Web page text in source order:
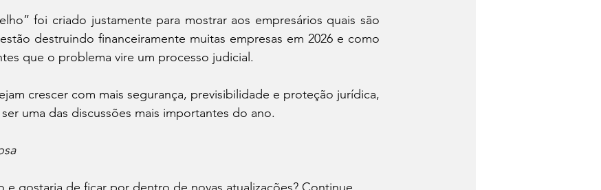
foi criado justamente para mostrar aos empresários quais são
destruindo financeiramente muitas empresas em 2026 e como
que o problema vire um processo judicial.
crescer com mais segurança, previsibilidade e proteção jurídica,
uma das discussões mais importantes do ano.